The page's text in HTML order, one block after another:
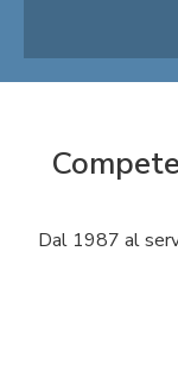
Dal 1987 al